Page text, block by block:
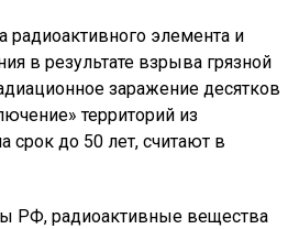
радиоактивного элемента и
в результате взрыва грязной
заражение десятков
территорий из
срок до 50 лет, считают в
РФ, радиоактивные вещества